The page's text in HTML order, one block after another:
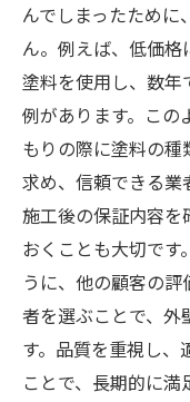
んでしまったため
ん。例えば、低価
塗料を使用し、数
例があります。この
もりの際に塗料の
求め、信頼できる業
施工後の保証内容を
おくことも大切で
うに、他の顧客の
者を選ぶことで、外
す。品質を重視し
ことで、長期的に